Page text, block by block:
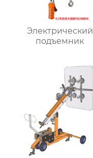
Электрический
подъемник